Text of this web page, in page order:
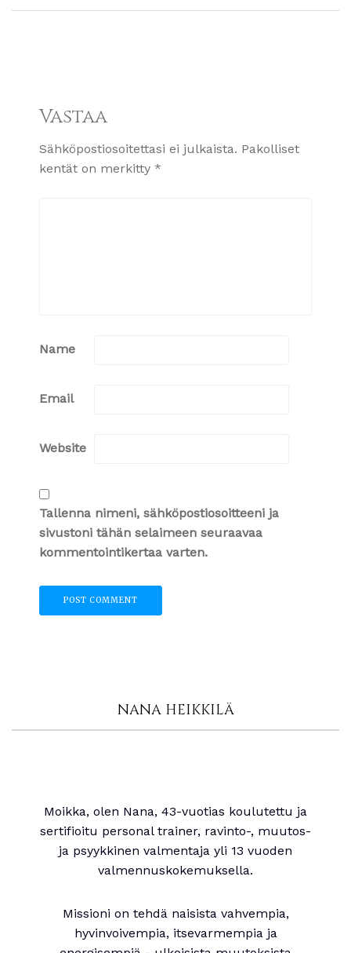
Vastaa
Sähköpostiosoitettasi ei julkaista. Pakolliset
kentät on merkitty *
Name
Email
Website
Tallenna nimeni, sähköpostiosoitteeni ja
sivustoni tähän selaimeen seuraavaa
kommentointikertaa varten.
NANA HEIKKILÄ
Moikka, olen Nana, 43-vuotias koulutettu ja
sertifioitu personal trainer, ravinto-, muutos-
ja psyykkinen valmentaja yli 13 vuoden
valmennuskokemuksella.
Missioni on tehdä naisista vahvempia,
hyvinvoivempia, itsevarmempia ja